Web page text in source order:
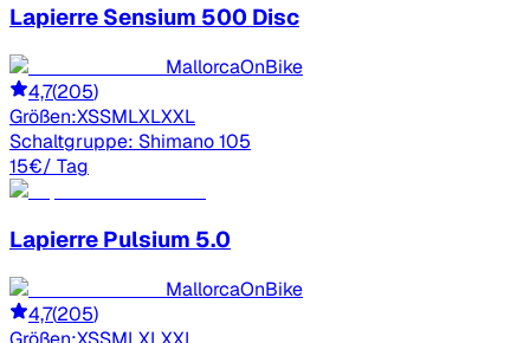
Lapierre Sensium 500 Disc
MallorcaOnBike
4,7(205)
Größen:XSSMLXLXXL
Schaltgruppe: Shimano 105
15€/ Tag
Lapierre Pulsium 5.0
MallorcaOnBike
4,7(205)